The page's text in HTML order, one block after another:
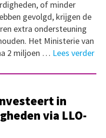
of minder
gevolgd, krijgen de
extra ondersteuning
Het Ministerie van
2 miljoen … Lees verder
in
via LLO-